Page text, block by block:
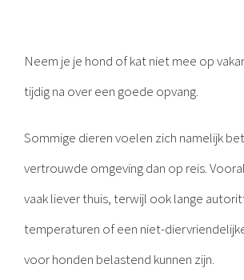
Neem je je hond of kat niet mee op
tijdig na over een goede opvang.
Sommige dieren voelen zich namelijk
vertrouwde omgeving dan op reis.
vaak liever thuis, terwijl ook lange
temperaturen of een niet-
voor honden belastend kunnen zijn.